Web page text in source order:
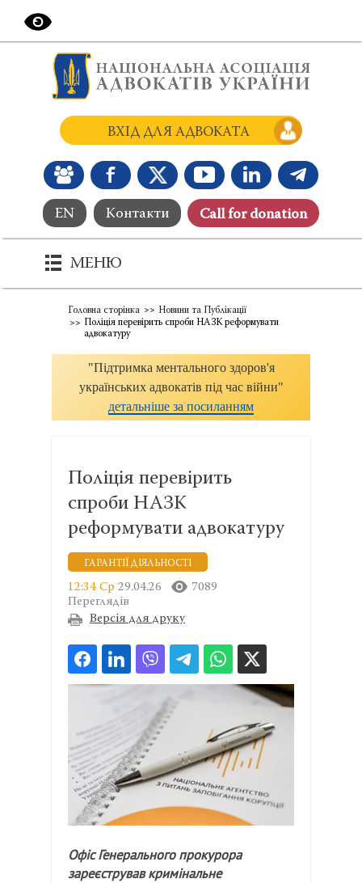
EN Контакти Сall for donation
ВХІД ДЛЯ АДВОКАТА
МЕНЮ
Головна сторінка
Новини та Публікації
Поліція перевірить спроби НАЗК реформувати
адвокатуру
"Підтримка ментального здоров'я
українських адвокатів під час війни"
детальніше за посиланням
Поліція перевірить
спроби НАЗК
реформувати адвокатуру
ГАРАНТІЇ ДІЯЛЬНОСТІ
12:34 Ср 29.04.26
7089
Переглядів
Версія для друку
Офіс Генерального прокурора
зареєстрував кримінальне